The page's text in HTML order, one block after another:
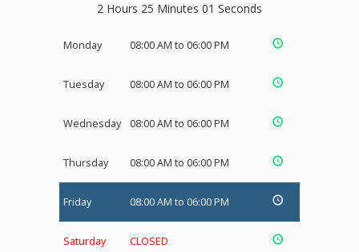
2 Hours 25 Minutes 00 Seconds
Monday 08:00 AM to 06:00 PM
Tuesday 08:00 AM to 06:00 PM
Wednesday 08:00 AM to 06:00 PM
Thursday 08:00 AM to 06:00 PM
Friday 08:00 AM to 06:00 PM
Saturday CLOSED